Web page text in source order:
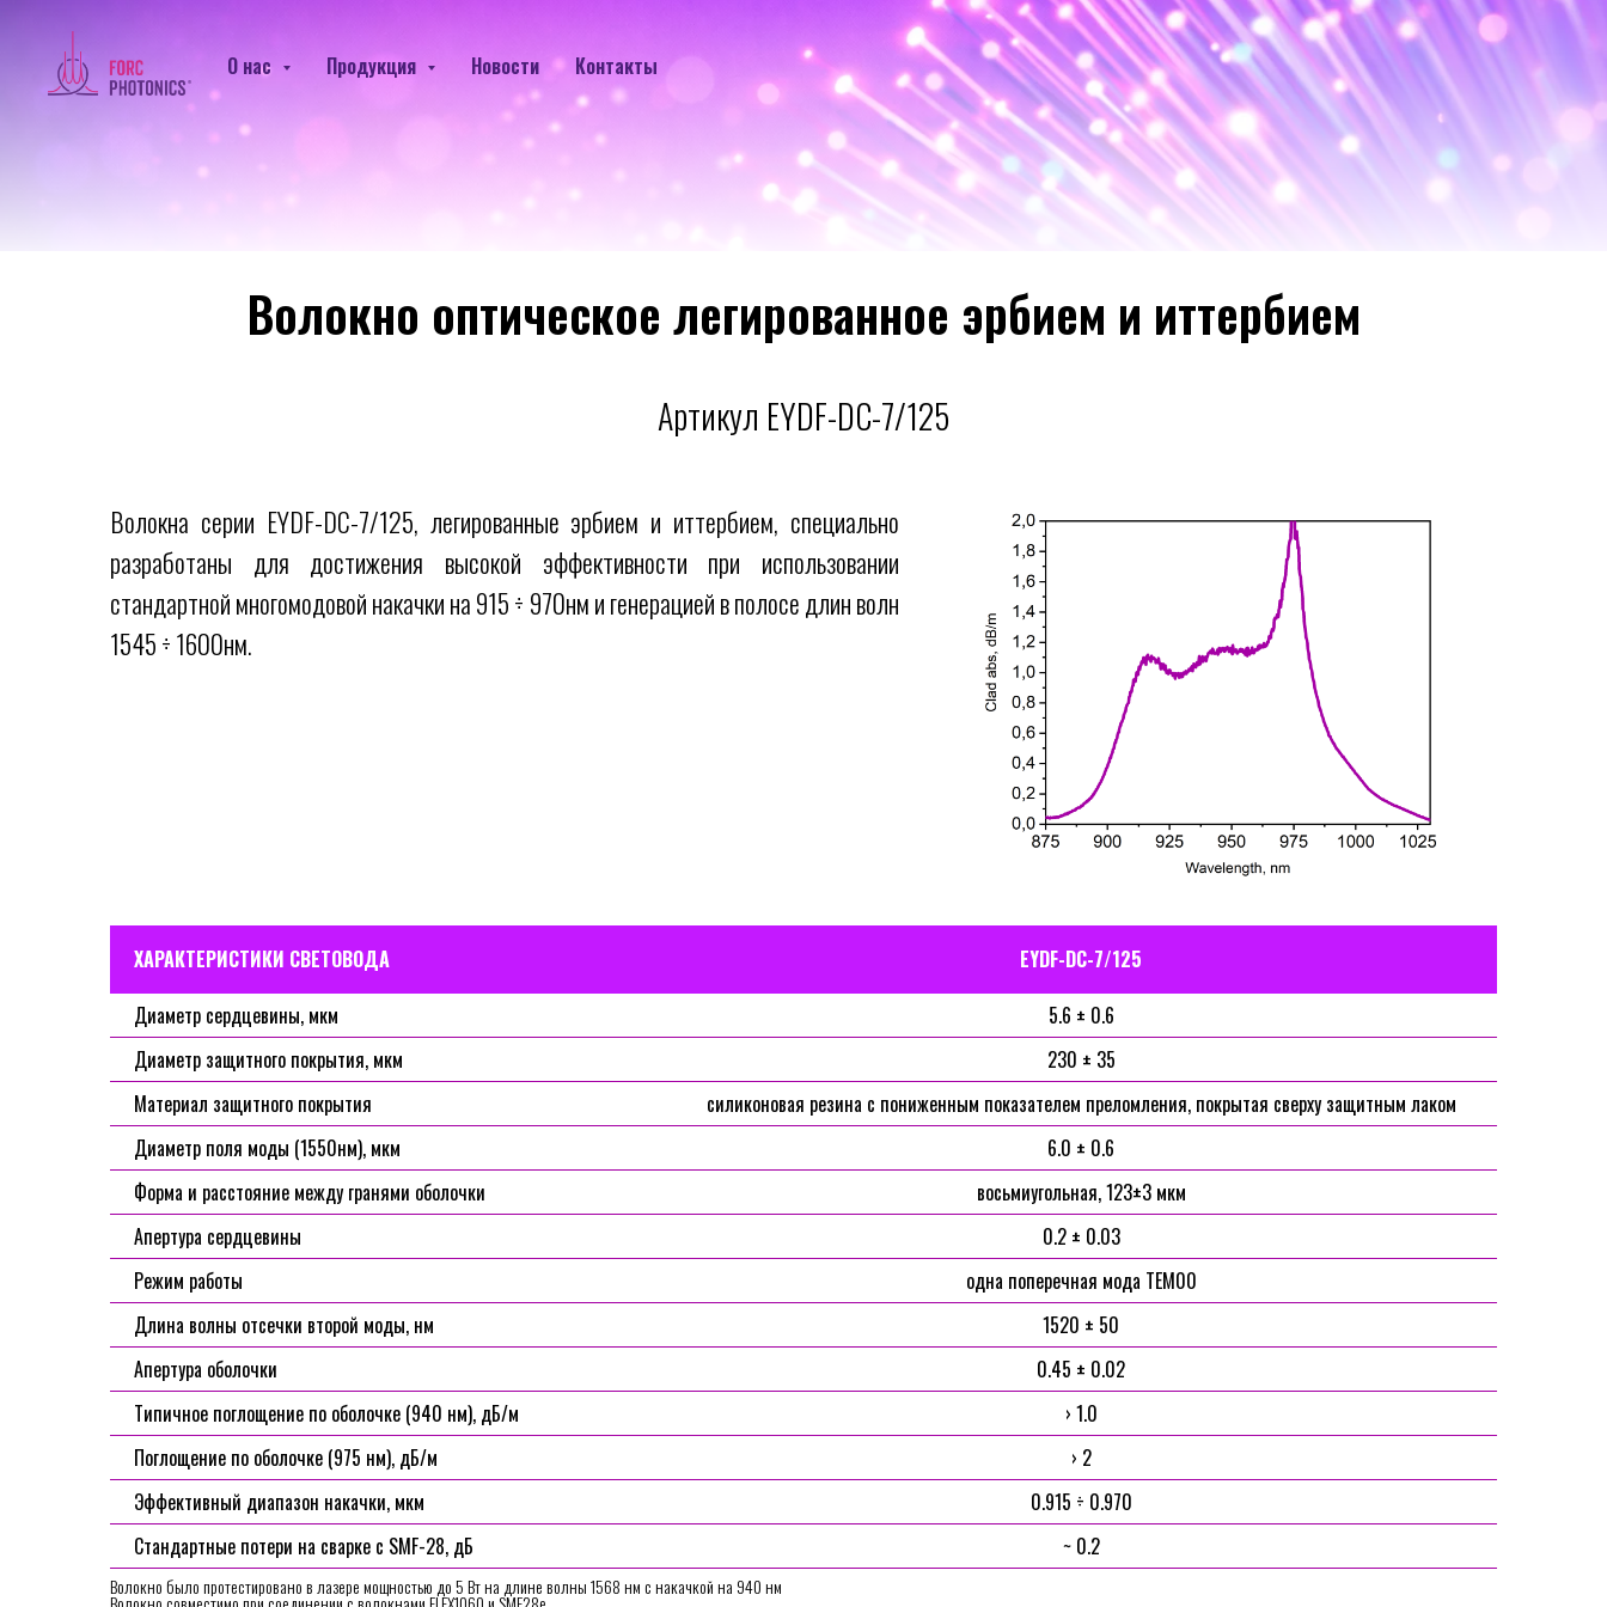
НАПРАВИТЬ ЗАПРОС
О нас Продукция Новости Контакты
Волокна оптические Легированные ионами эрбия и иттербия EYDF-DC-7/125
Волокно оптическое легированное эрбием и иттербием
Артикул EYDF-DC-7/125
Волокна серии EYDF-DC-7/125, легированные эрбием и иттербием, специально
разработаны для достижения высокой эффективности при использовании
стандартной многомодовой накачки на 915 ÷ 970нм и генерацией в полосе длин волн
1545 ÷ 1600нм.
ХАРАКТЕРИСТИКИ СВЕТОВОДА
EYDF-DC-7/125
Диаметр сердцевины, мкм
5.6 ± 0.6
Диаметр защитного покрытия, мкм
230 ± 35
Материал защитного покрытия
силиконовая резина с пониженным показателем преломления, покрытая сверху защитным лаком
Диаметр поля моды (1550нм), мкм
6.0 ± 0.6
Форма и расстояние между гранями оболочки
восьмиугольная, 123±3 мкм
Апертура сердцевины
0.2 ± 0.03
Режим работы
одна поперечная мода TEM00
Длина волны отсечки второй моды, нм
1520 ± 50
Апертура оболочки
0.45 ± 0.02
Типичное поглощение по оболочке (940 нм), дБ/м
› 1.0
Поглощение по оболочке (975 нм), дБ/м
› 2
Эффективный диапазон накачки, мкм
0.915 ÷ 0.970
Стандартные потери на сварке с SMF-28, дБ
~ 0.2
Волокно было протестировано в лазере мощностью до 5 Вт на длине волны 1568 нм с накачкой на 940 нм